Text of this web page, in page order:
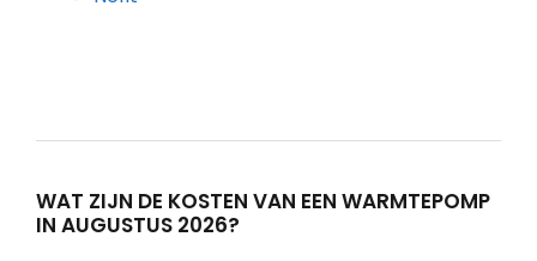
WAT ZIJN DE KOSTEN VAN EEN WARMTEPOMP
IN AUGUSTUS 2026?